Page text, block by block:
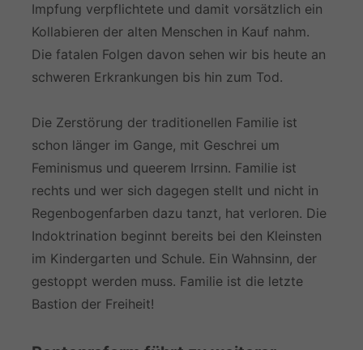
Impfung verpflichtete und damit vorsätzlich ein
Kollabieren der alten Menschen in Kauf nahm.
Die fatalen Folgen davon sehen wir bis heute an
schweren Erkrankungen bis hin zum Tod.
Die Zerstörung der traditionellen Familie ist
schon länger im Gange, mit Geschrei um
Feminismus und queerem Irrsinn. Familie ist
rechts und wer sich dagegen stellt und nicht in
Regenbogenfarben dazu tanzt, hat verloren. Die
Indoktrination beginnt bereits bei den Kleinsten
im Kindergarten und Schule. Ein Wahnsinn, der
gestoppt werden muss. Familie ist die letzte
Bastion der Freiheit!